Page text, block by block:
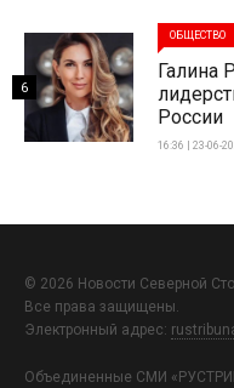
ОБЩЕСТВО
Галина
России
16:36 | 23-06-
6
© 2026 Новости Северной
Все права защищены.
Электронный адрес:
Объединенные СМИ